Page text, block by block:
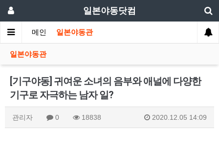
일본야동닷컴
메인 일본야동관
일본야동관
[기구야동] 귀여운 소녀의 음부와 애널에 다양한
기구로 자극하는 남자 일?
관리자 0 18838 2020.12.05 14:09